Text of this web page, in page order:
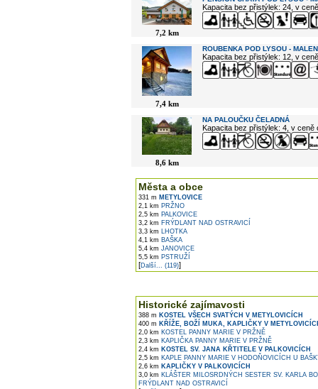
7,2 km
Kapacita bez přistýlek: 24, v
7,4 km
ROUBENKA POD LYSOU -
Kapacita bez přistýlek: 12, v
8,6 km
NA PALOUČKU ČELADNÁ
Kapacita bez přistýlek: 4, v ceně
Města a obce
331 m METYLOVICE
2,1 km PRŽNO
2,5 km PALKOVICE
3,2 km FRÝDLANT NAD OSTRAVICÍ
3,3 km LHOTKA
4,1 km BAŠKA
5,4 km JANOVICE
5,5 km PSTRUŽÍ
[Další... (119)]
Historické zajímavosti
388 m KOSTEL VŠECH SVATÝCH V METYLOVICÍCH
400 m KŘÍŽE, BOŽÍ MUKA, KAPLIČKY V
2,0 km KOSTEL PANNY MARIE V PRŽNĚ
2,3 km KAPLIČKA PANNY MARIE V PRŽNĚ
2,4 km KOSTEL SV. JANA KŘTITELE V PALKOVICÍCH
2,5 km KAPLE PANNY MARIE V HODOŇOVICÍCH U
2,6 km KAPLIČKY V PALKOVICÍCH
3,0 km KLÁŠTER MILOSRDNÝCH SESTER SV. KARLA
FRÝDLANT NAD OSTRAVICÍ